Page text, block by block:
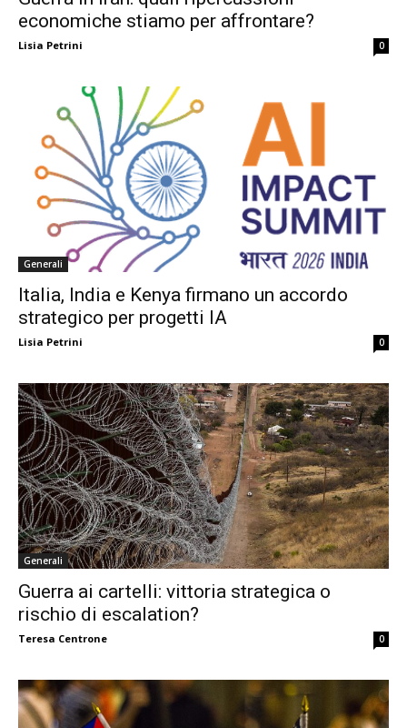
economiche stiamo per affrontare?
Lisia Petrini 0
Generali
Italia, India e Kenya firmano un accordo
strategico per progetti IA
Lisia Petrini 0
Generali
Guerra ai cartelli: vittoria strategica o
rischio di escalation?
Teresa Centrone 0